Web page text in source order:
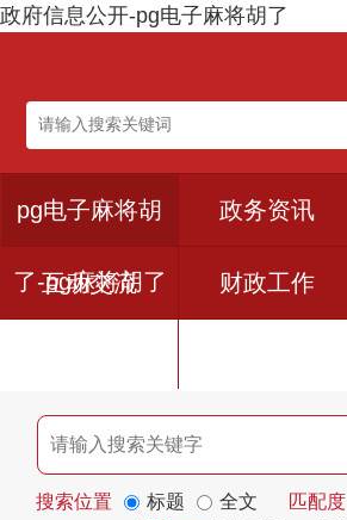
政府信息公开-pg电子麻将胡了
pg电子麻将胡
了-pg麻将胡了
政务资讯
互动交流 财政工作
搜索位置 标题 全文 匹配度